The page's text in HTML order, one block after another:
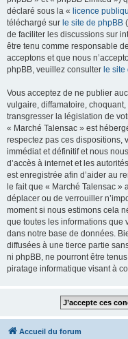
déclaré sous la « licence
téléchargé sur le site de phpBB
de faciliter les discussions sur
être tenu comme responsable
acceptons et que nous
phpBB, veuillez consulter le
Vous acceptez de ne publier
vulgaire, diffamatoire,
transgresser la législation de
« Marché Talensac » est
respectez pas ces dispositions,
immédiat et définitif et nous
d’accès à internet et les
est enregistrée afin d’aider au
le fait que « Marché Talensac »
déplacer ou de verrouiller
moment si nous estimons cela
que toutes les informations que
dans notre base de données.
diffusées à une tierce partie
ni phpBB, ne pourront être
piratage informatique visant à
Accueil du forum